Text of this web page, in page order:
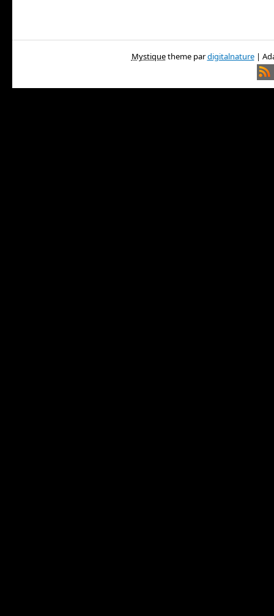
Mystiquetheme pardigitalnature|